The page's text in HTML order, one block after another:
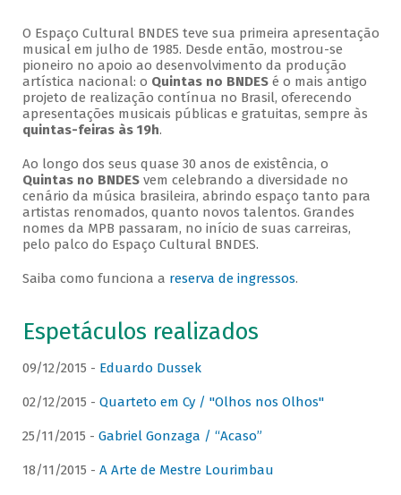
O Espaço Cultural BNDES teve sua primeira apresentação
musical em julho de 1985. Desde então, mostrou-se
pioneiro no apoio ao desenvolvimento da produção
artística nacional: o Quintas no BNDESé o mais antigo
projeto de realização contínua no Brasil, oferecendo
apresentações musicais públicas e gratuitas, sempre às
quintas-feiras às 19h.
Ao longo dos seus quase 30 anos de existência, o
Quintas no BNDESvem celebrando a diversidade no
cenário da música brasileira, abrindo espaço tanto para
artistas renomados, quanto novos talentos. Grandes
nomes da MPB passaram, no início de suas carreiras,
pelo palco do Espaço Cultural BNDES.
Saiba como funciona a reserva de ingressos.
Espetáculos realizados
09/12/2015 - Eduardo Dussek
02/12/2015 - Quarteto em Cy / "Olhos nos Olhos"
25/11/2015 - Gabriel Gonzaga / “Acaso”
18/11/2015 - A Arte de Mestre Lourimbau